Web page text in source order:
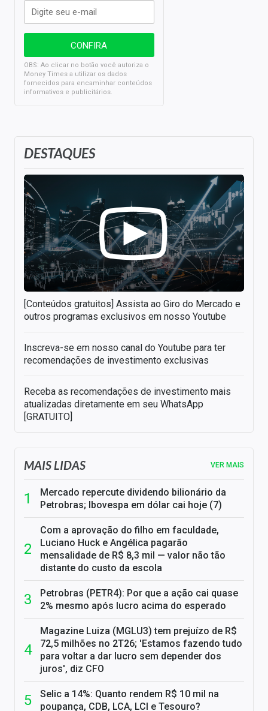
DESTAQUES
[Conteúdos gratuitos] Assista ao Giro do Mercado e
outros programas exclusivos em nosso Youtube
Inscreva-se em nosso canal do Youtube para ter
recomendações de investimento exclusivas
Receba as recomendações de investimento mais
atualizadas diretamente em seu WhatsApp
[GRATUITO]
OBS: Ao clicar no botão você autoriza o
Money Times a utilizar os dados
fornecidos para encaminhar conteúdos
informativos e publicitários.
MAIS LIDAS VER MAIS
Mercado repercute dividendo bilionário da
Petrobras; Ibovespa em dólar cai hoje (7)
Com a aprovação do filho em faculdade,
Luciano Huck e Angélica pagarão
mensalidade de R$ 8,3 mil — valor não tão
distante do custo da escola
Petrobras (PETR4): Por que a ação cai quase
2% mesmo após lucro acima do esperado
Magazine Luiza (MGLU3) tem prejuízo de R$
72,5 milhões no 2T26; 'Estamos fazendo tudo
para voltar a dar lucro sem depender dos
juros', diz CFO
Selic a 14%: Quanto rendem R$ 10 mil na
poupança, CDB, LCA, LCI e Tesouro?